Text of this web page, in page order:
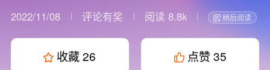
2022/11/08 评论有奖 阅读 8.8k 稍后阅读
收藏26 点赞 35